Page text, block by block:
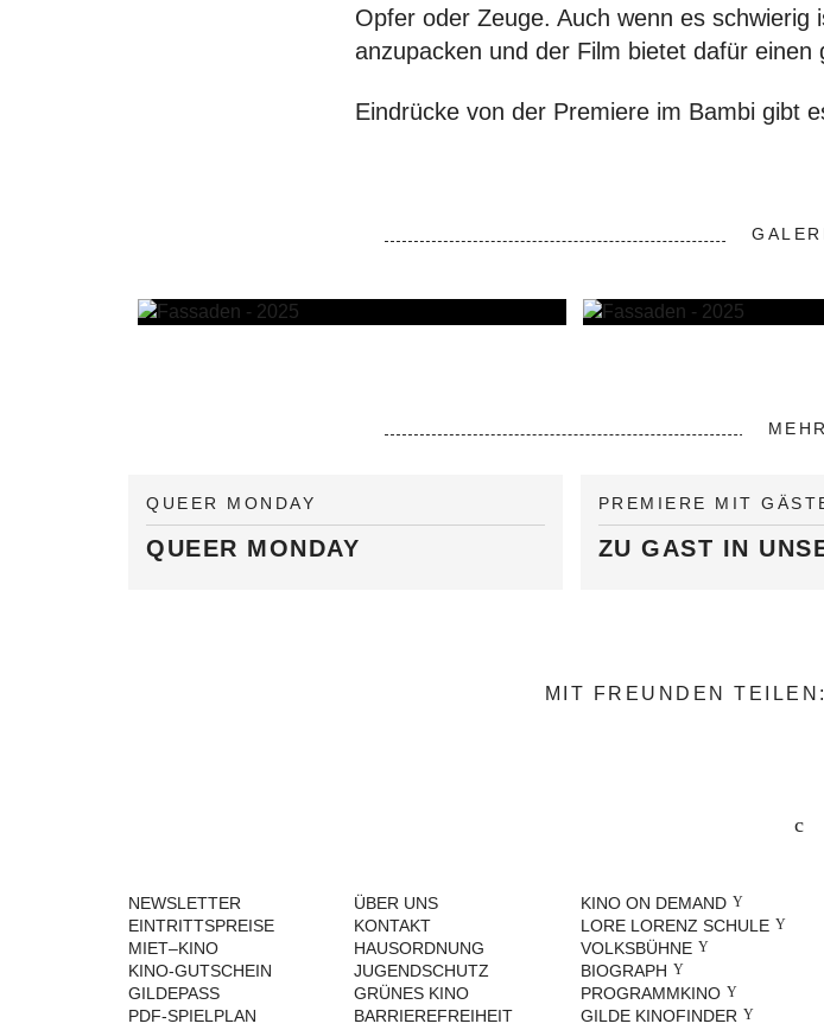
Opfer oder Zeuge. Auch wenn es
anzupacken und der Film bietet dafür einen
Eindrücke von der Premiere im Bambi gibt
MEHR
QUEER MONDAY
QUEER MONDAY
PREMIERE MIT
ZU GAST IN
MIT FREUNDEN TEILEN:
NEWSLETTER
EINTRITTSPREISE
MIET–KINO
KINO-GUTSCHEIN
GILDEPASS
PDF-SPIELPLAN
ÜBER UNS
KONTAKT
HAUSORDNUNG
JUGENDSCHUTZ
GRÜNES KINO
BARRIEREFREIHEIT
KINO ON DEMAND
LORE LORENZ SCHULE
VOLKSBÜHNE
BIOGRAPH
PROGRAMMKINO
GILDE KINOFINDER